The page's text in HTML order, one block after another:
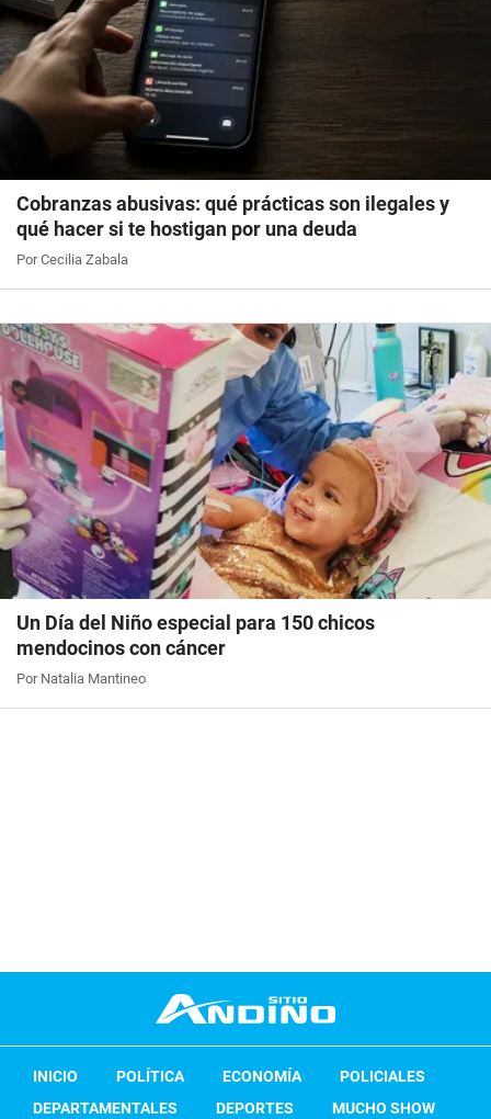
Cobranzas abusivas: qué prácticas son ilegales y
qué hacer si te hostigan por una deuda
Por Cecilia Zabala
Un Día del Niño especial para 150 chicos
mendocinos con cáncer
Por Natalia Mantineo
INICIO POLÍTICA ECONOMÍA
POLICIALES
DEPARTAMENTALES
DEPORTES MUCHO SHOW